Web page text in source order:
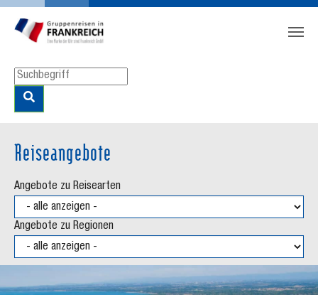
Zum Hauptinhalt springen
Skip to page footer
Reiseangebote
Angebote zu Reisearten
Angebote zu Regionen